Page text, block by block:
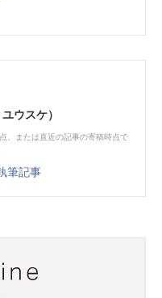
ウスケ）
、または直近の記事の寄稿時点で
筆記事